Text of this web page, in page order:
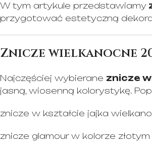
W tym artykule przedstawiamy
przygotować estetyczną
Znicze wielkanocne
Najczęściej wybierane znicze
jasną, wiosenną kolorystykę.
znicze w kształcie jajka
znicze glamour w kolorze